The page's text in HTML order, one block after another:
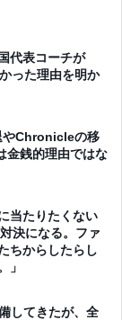
代表コーチが
った理由を明か
やChronicleの移
金銭的理由ではな
当たりたくない
決になる。ファ
ちからしたらし
」
してきたが、全